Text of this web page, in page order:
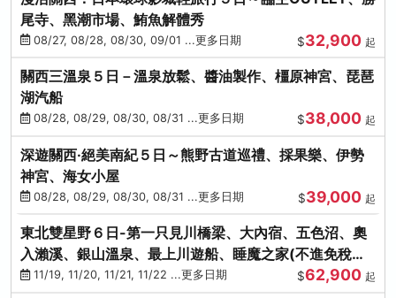
尾寺、黑潮市場、鮪魚解體秀
08/27, 08/28, 08/30, 09/01 ...更多日期 $32,900 起
關西三溫泉５日－溫泉放鬆、醬油製作、橿原神宮、琵琶
湖汽船
08/28, 08/29, 08/30, 08/31 ...更多日期 $38,000 起
深遊關西·絕美南紀５日～熊野古道巡禮、採果樂、伊勢
神宮、海女小屋
08/28, 08/29, 08/30, 08/31 ...更多日期 $39,000 起
東北雙星野６日-第一只見川橋梁、大內宿、五色沼、奧
入瀨溪、銀山溫泉、最上川遊船、睡魔之家(不進免稅店)
(仙/青)
11/19, 11/20, 11/21, 11/22 ...更多日期 $62,900 起